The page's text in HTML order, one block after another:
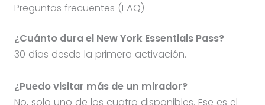
Preguntas frecuentes (FAQ)
¿Cuánto dura el New York Essentials Pass?
30 días desde la primera activación.
¿Puedo visitar más de un mirador?
No, solo uno de los cuatro disponibles. Ese es el